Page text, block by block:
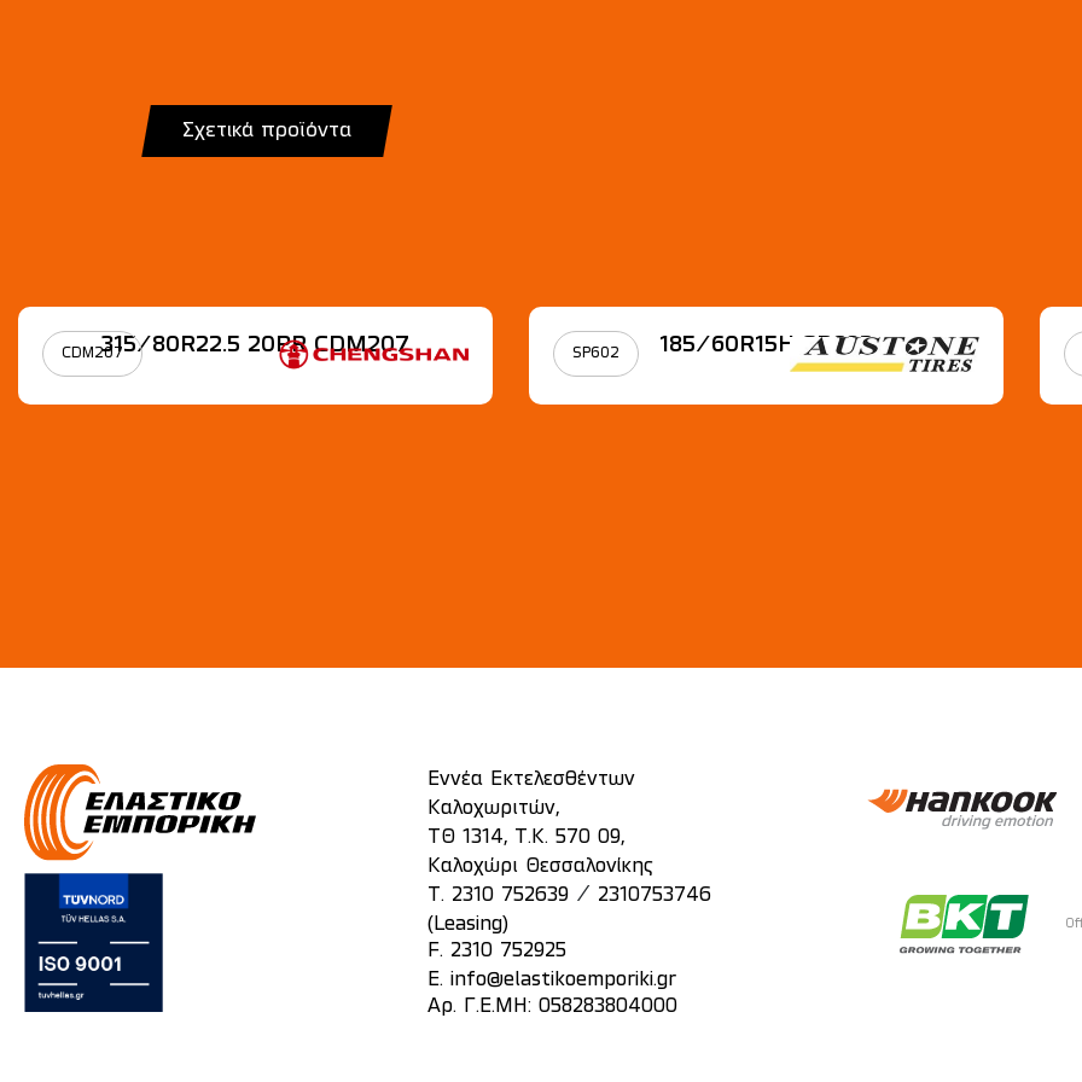
Σχετικά προϊόντα
CDM207315/80R22.5 20PR CDM207 SP602 185/60R15Η SP602
Εννέα Εκτελεσθέντων
Καλοχωριτών,
ΤΘ 1314, Τ.Κ. 570 09,
Καλοχώρι Θεσσαλονίκης
T. 2310 752639/
2310753746
(Leasing)
F. 2310 752925
E.
info@elastikoemporiki.gr
Αρ. Γ.Ε.ΜΗ: 058283804000